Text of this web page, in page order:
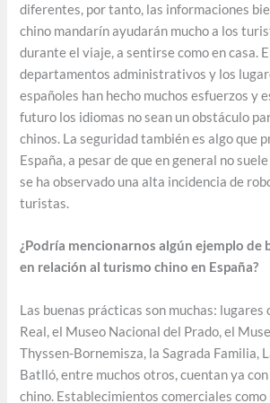
diferentes, por tanto, las informaciones
chino mandarín ayudarán mucho a los
durante el viaje, a sentirse como en casa.
departamentos administrativos y los
españoles han hecho muchos esfuerzos y
futuro los idiomas no sean un obstáculo
chinos. La seguridad también es algo que
España, a pesar de que en general no
se ha observado una alta incidencia de
turistas.
¿Podría mencionarnos algún ejemplo de
en relación al turismo chino en España?
Las buenas prácticas son muchas: lugares
Real, el Museo Nacional del Prado, el
Thyssen-Bornemisza, la Sagrada Familia,
Batlló, entre muchos otros, cuentan ya
chino. Establecimientos comerciales